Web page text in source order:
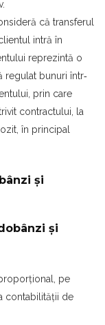
că transferul
intră în
reprezintă o
regulat bunuri într‐
prin care
contractului, la
în principal
şi
şi
pe
contabilității de